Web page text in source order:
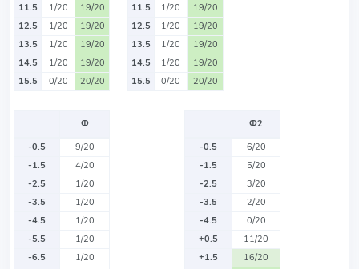
11.5
1/20
19/20
12.5
1/20
19/20
13.5
1/20
19/20
14.5
1/20
19/20
15.5
0/20 20/20
11.5
1/20
19/20
12.5
1/20
19/20
13.5
1/20
19/20
14.5
1/20
19/20
15.5
0/20 20/20
Ф
-0.5
9/20
-1.5
4/20
-2.5
1/20
-3.5
1/20
-4.5
1/20
-5.5
1/20
-6.5
1/20
Ф2
-0.5
6/20
-1.5
5/20
-2.5
3/20
-3.5
2/20
-4.5
0/20
+0.5
11/20
+1.5
16/20